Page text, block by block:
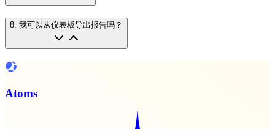
8. 我可以从仪表板导出报告吗？
Atoms